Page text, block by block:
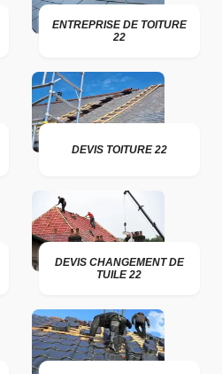
ENTREPRISE DE TOITURE
22
DEVIS TOITURE 22
DEVIS CHANGEMENT DE
TUILE 22